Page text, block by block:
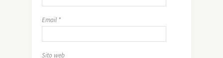
Email *
Sito web